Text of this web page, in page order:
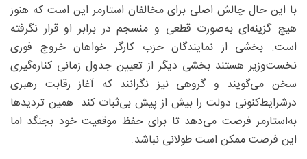
با این حال چالش اصلی برای مخالفان استارمر این است که هنوز
هیچ گزینه‌ای به‌صورت قطعی و منسجم در برابر او قرار نگرفته
است. بخشی از نمایندگان حزب کارگر خواهان خروج فوری
نخست‌وزیر هستند بخشی دیگر از تعیین جدول زمانی کناره‌گیری
سخن می‌گویند و گروهی نیز نگرانند که آغاز رقابت رهبری
درشرایط‌کنونی دولت را بیش از پیش بی‌ثبات کند. همین تردیدها
به‌استارمر فرصت می‌دهد تا برای حفظ موقعیت خود بجنگد اما
این فرصت ممکن است طولانی نباشد.